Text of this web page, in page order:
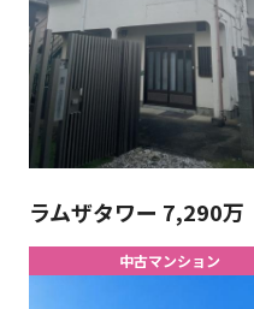
ラムザタワー 7,290万
中古マンション